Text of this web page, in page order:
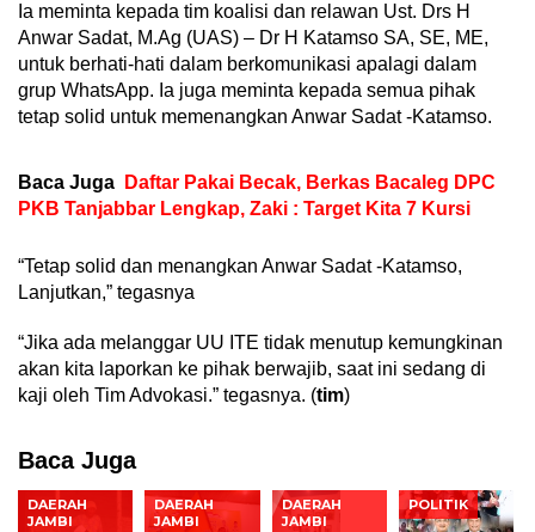
Ia meminta kepada tim koalisi dan relawan Ust. Drs H
Anwar Sadat, M.Ag (UAS) – Dr H Katamso SA, SE, ME,
untuk berhati-hati dalam berkomunikasi apalagi dalam
grup WhatsApp. Ia juga meminta kepada semua pihak
tetap solid untuk memenangkan Anwar Sadat -Katamso.
Baca Juga
Daftar Pakai Becak, Berkas Bacaleg DPC
PKB Tanjabbar Lengkap, Zaki : Target Kita 7 Kursi
“Tetap solid dan menangkan Anwar Sadat -Katamso,
Lanjutkan,” tegasnya
“Jika ada melanggar UU ITE tidak menutup kemungkinan
akan kita laporkan ke pihak berwajib, saat ini sedang di
kaji oleh Tim Advokasi.” tegasnya. (tim)
Baca Juga
DAERAH
JAMBI
DAERAH
JAMBI
DAERAH
JAMBI
POLITIK